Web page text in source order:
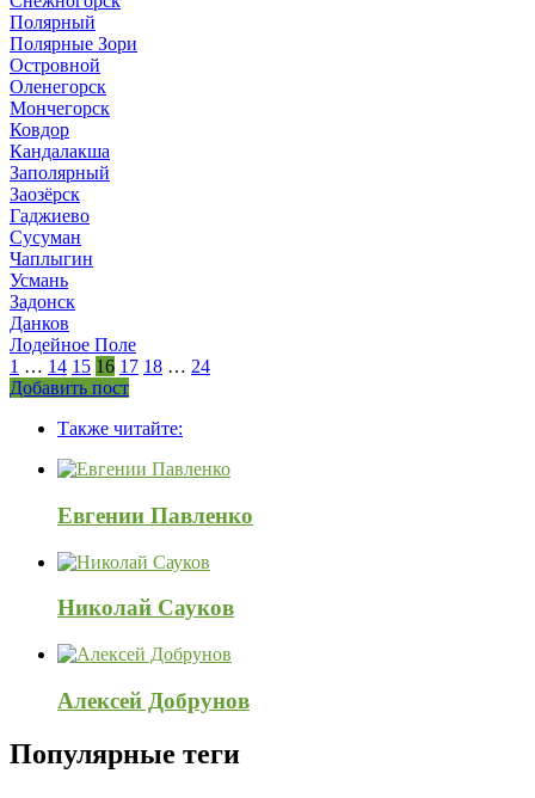
Полярный
Полярные Зори
Островной
Оленегорск
Мончегорск
Ковдор
Кандалакша
Заполярный
Заозёрск
Гаджиево
Сусуман
Чаплыгин
Усмань
Задонск
Данков
Лодейное Поле
1 … 14 15 16 17 18 … 24
Боковая
панель
Добавить пост
120x600Также читайте:
Евгении Павленко
Николай Сауков
Алексей Добрунов
Популярные теги